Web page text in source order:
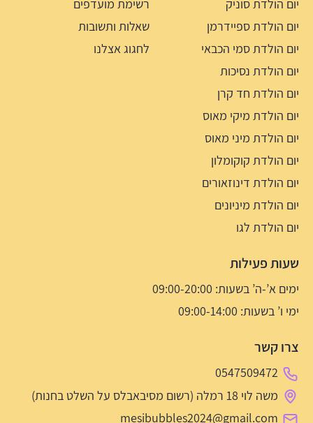
יום הולדת סוניק
יום הולדת ספיידרמן
יום הולדת סמי הכבאי
יום הולדת נסיכות
יום הולדת חד קרן
יום הולדת מיקי מאוס
יום הולדת מיני מאוס
יום הולדת קוקומלון
יום הולדת דינוזאורים
יום הולדת מיניונים
יום הולדת לגו
רשימת מועדפים
שאלות ותשובות
לחגוג אצלנו
שעות פעילות
ימים א’-ה’ בשעות: 09:00-20:00
ימי ו’ בשעות: 09:00-14:00
צרו קשר
0547509472
משה לוי 18 רמלה (רשום מסיבאבלס על השלט בחנות)
mesibubbles2024@gmail.com